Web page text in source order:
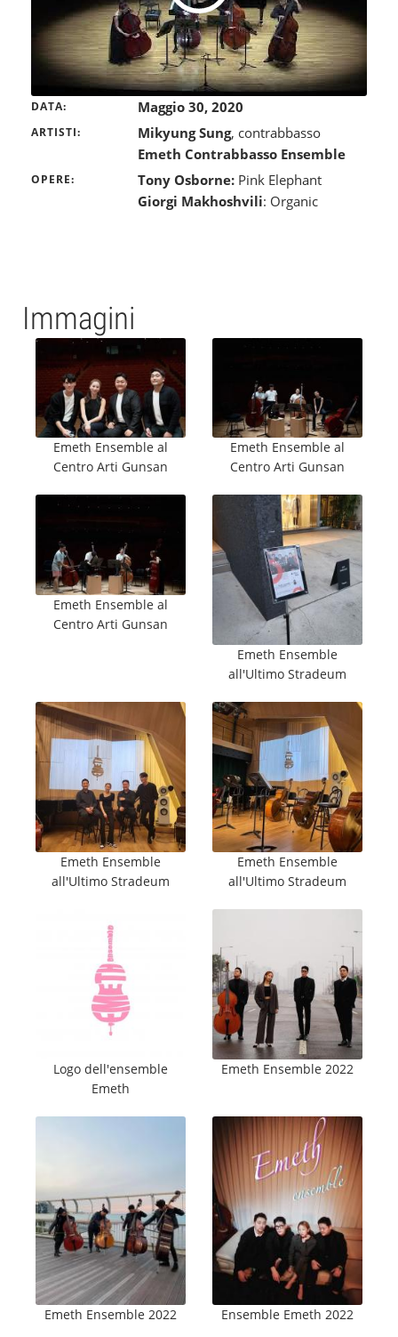
DATA Maggio 30, 2020
ARTISTI Mikyung Sung, contrabbasso
Emeth Contrabbasso Ensemble
OPERE Tony Osborne: Pink Elephant
Giorgi Makhoshvili: Organic
Immagini
Emeth Ensemble al
Centro Arti Gunsan
Emeth Ensemble al
Centro Arti Gunsan
Emeth Ensemble al
Centro Arti Gunsan
Emeth Ensemble
all'Ultimo Stradeum
Emeth Ensemble
all'Ultimo Stradeum
Emeth Ensemble
all'Ultimo Stradeum
Logo dell'ensemble
Emeth
Emeth Ensemble 2022
Emeth Ensemble 2022 Ensemble Emeth 2022